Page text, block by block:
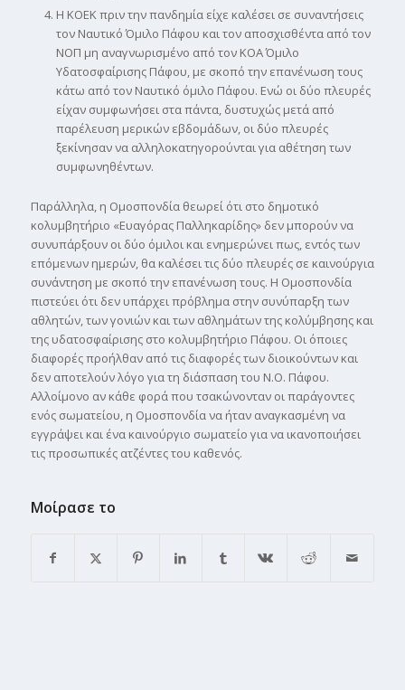
Η ΚΟΕΚ πριν την πανδημία είχε καλέσει σε συναντήσεις
τον Ναυτικό Όμιλο Πάφου και τον αποσχισθέντα από τον
ΝΟΠ μη αναγνωρισμένο από τον ΚΟΑ Όμιλο
Υδατοσφαίρισης Πάφου, με σκοπό την επανένωση τους
κάτω από τον Ναυτικό όμιλο Πάφου. Ενώ οι δύο πλευρές
είχαν συμφωνήσει στα πάντα, δυστυχώς μετά από
παρέλευση μερικών εβδομάδων, οι δύο πλευρές
ξεκίνησαν να αλληλοκατηγορούνται για αθέτηση των
συμφωνηθέντων.
Παράλληλα, η Ομοσπονδία θεωρεί ότι στο δημοτικό
κολυμβητήριο «Ευαγόρας Παλληκαρίδης» δεν μπορούν να
συνυπάρξουν οι δύο όμιλοι και ενημερώνει πως, εντός των
επόμενων ημερών, θα καλέσει τις δύο πλευρές σε καινούργια
συνάντηση με σκοπό την επανένωση τους. Η Ομοσπονδία
πιστεύει ότι δεν υπάρχει πρόβλημα στην συνύπαρξη των
αθλητών, των γονιών και των αθλημάτων της κολύμβησης και
της υδατοσφαίρισης στο κολυμβητήριο Πάφου. Οι όποιες
διαφορές προήλθαν από τις διαφορές των διοικούντων και
δεν αποτελούν λόγο για τη διάσπαση του Ν.Ο. Πάφου.
Αλλοίμονο αν κάθε φορά που τσακώνονταν οι παράγοντες
ενός σωματείου, η Ομοσπονδία να ήταν αναγκασμένη να
εγγράψει και ένα καινούργιο σωματείο για να ικανοποιήσει
τις προσωπικές ατζέντες του καθενός.
Μοίρασε το